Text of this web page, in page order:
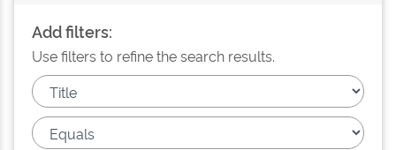
Add filters:
Use filters to refine the search results.